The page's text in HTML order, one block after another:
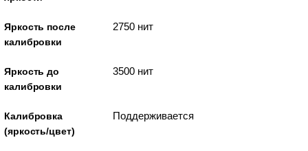
Яркость после
калибровки
2750 нит
Яркость до
калибровки
3500 нит
Калибровка
(яркость/цвет)
Поддерживается